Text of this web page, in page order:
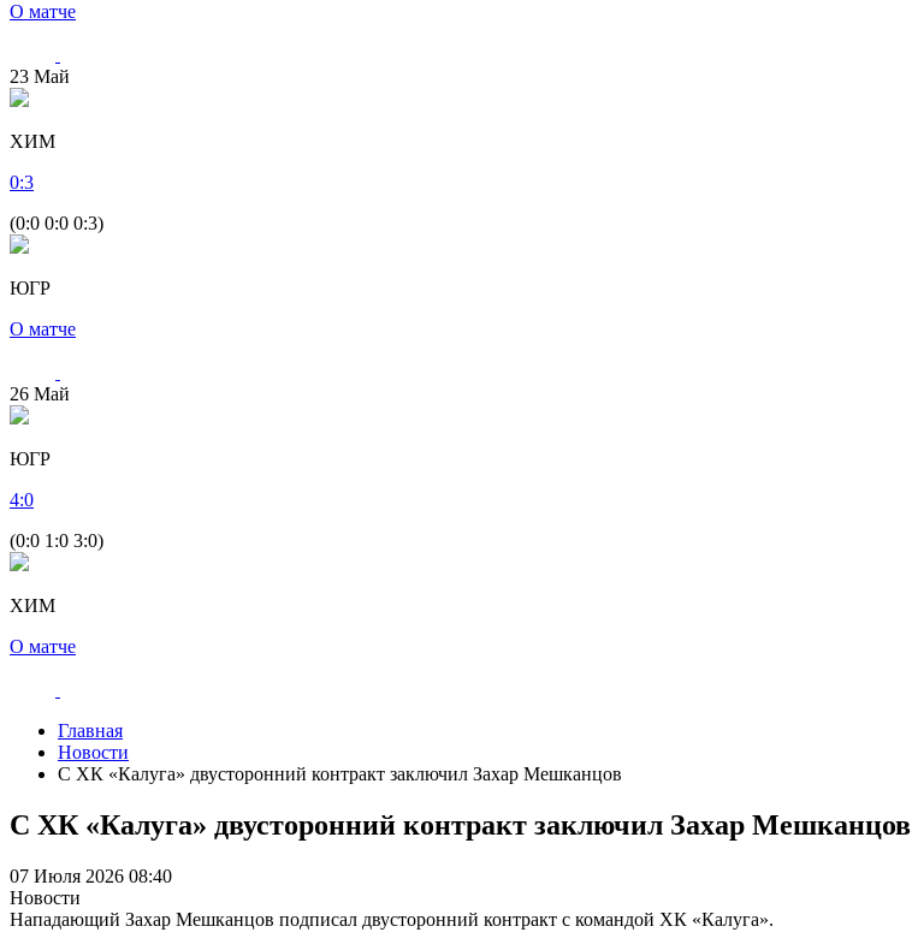
О матче
23 Май
ХИМ
0:3
(0:0 0:0 0:3)
ЮГР
О матче
26 Май
ЮГР
4:0
(0:0 1:0 3:0)
ХИМ
О матче
Главная
Новости
С ХК «Калуга» двусторонний контракт заключил Захар Мешканцов
С ХК «Калуга» двусторонний контракт заключил Захар Мешканцов
07 Июля 2026 08:40
Новости
Нападающий Захар Мешканцов подписал двусторонний контракт с командой ХК «Калуга».